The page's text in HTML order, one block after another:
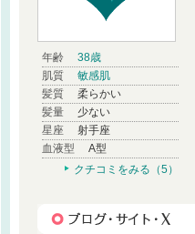
年齢
38歳
肌質
敏感肌
髪質
柔らかい
髪量
少ない
星座
射手座
血液型
A型
クチコミをみる（5）